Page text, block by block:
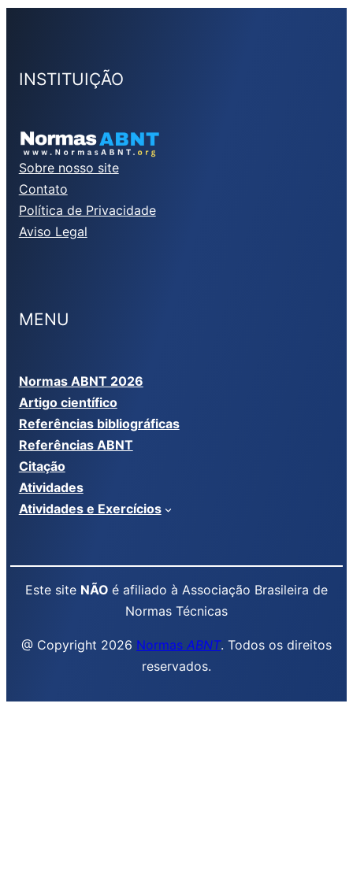
INSTITUIÇÃO
Sobre nosso site
Contato
Política de Privacidade
Aviso Legal
MENU
Normas ABNT 2026
Artigo científico
Referências bibliográficas
Referências ABNT
Citação
Atividades
Atividades e Exercícios
Este site NÃO é afiliado à Associação Brasileira de
Normas Técnicas
@ Copyright 2026 Normas ABNT. Todos os direitos
reservados.